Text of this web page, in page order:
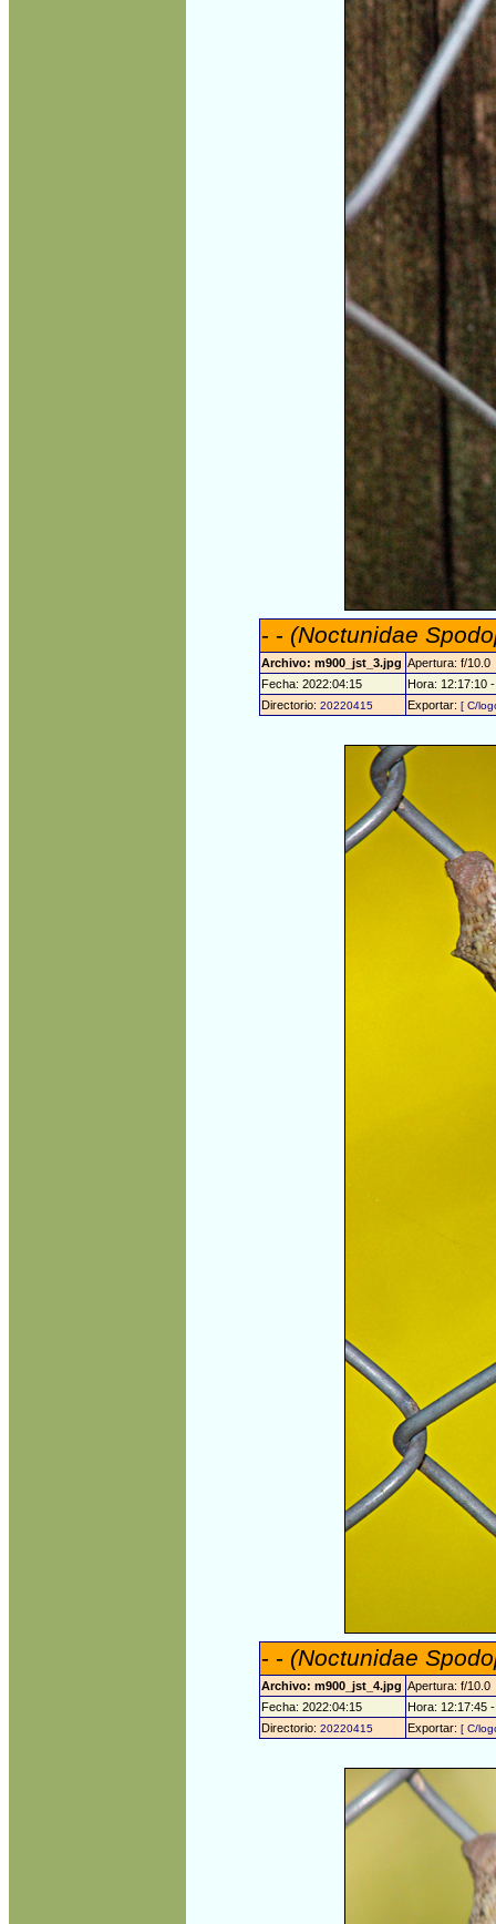
- - (Noctunidae
Archivo: m900_jst_3.jpg Apertura: f/10.0
Fecha: 2022:04:15
Hora: 12:17:10
Directorio:20220415 Exportar:[ C/
- - (Noctunidae
Archivo: m900_jst_4.jpg Apertura: f/10.0
Fecha: 2022:04:15
Hora: 12:17:45
Directorio:20220415 Exportar:[ C/